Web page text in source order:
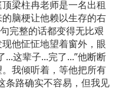
梁柱冉老师是一名出租
脑梗让他赖以生存的右
完整的话都变得无比艰
他怔怔地望着窗外，眼
这辈子...完了...”他断断
我倾听着，等他把所有
条路确实不容易，但我见